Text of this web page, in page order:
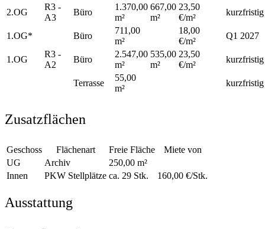
2.OG
R3 -
A3
Büro
1.370,00
m²
667,00
m²
23,50
€/m²
kurzfristig
1.OG* Büro
711,00
m²
18,00
€/m²
Q1 2027
1.OG
R3 -
A2
Büro
2.547,00
m²
535,00
m²
23,50
€/m²
kurzfristig
Terrasse
55,00
m²
kurzfristig
Zusatzflächen
Geschoss Flächenart Freie Fläche
Miete von
UG
Archiv
250,00 m²
Innen
PKW Stellplätze ca. 29 Stk. 160,00 €/Stk.
Ausstattung